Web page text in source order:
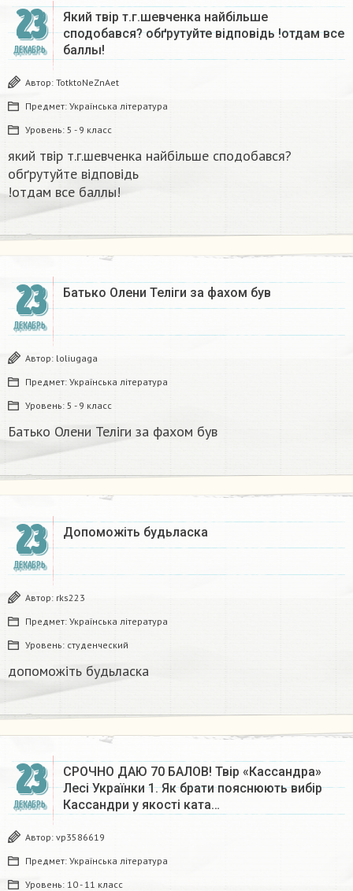
23
ДЕКАБРЬ
Який твір т.г.шевченка найбільше
сподобався? обґрутуйте відповідь​ !отдам все
баллы!
Автор: TotktoNeZnAet
Предмет: Українська література
Уровень: 5 - 9 класс
який твір т.г.шевченка найбільше сподобався?
обґрутуйте відповідь​
!отдам все баллы!
23
ДЕКАБРЬ
Батько Олени Теліги за фахом був
Автор: loliugaga
Предмет: Українська література
Уровень: 5 - 9 класс
Батько Олени Теліги за фахом був
23
ДЕКАБРЬ
Допоможіть будьласка ​
Автор: rks223
Предмет: Українська література
Уровень: студенческий
допоможіть будьласка ​
23
ДЕКАБРЬ
СРОЧНО ДАЮ 70 БАЛОВ! Твір «Кассандра»
Лесі Українки 1. Як брати пояснюють вибір
Кассандри у якості ката…
Автор: vp3586619
Предмет: Українська література
Уровень: 10 - 11 класс